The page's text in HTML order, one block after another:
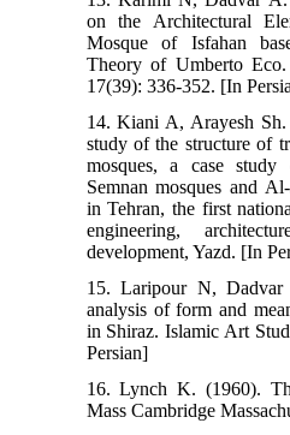
on the Architectural
Mosque of Isfahan
Theory of Umberto
17(39): 336-352. [In
14. Kiani A, Arayesh
study of the structure of
mosques, a case
Semnan mosques and
in Tehran, the first
engineering,
development, Yazd. [In
15. Laripour N,
analysis of form and
in Shiraz. Islamic Art
Persian]
16. Lynch K. (1960).
Mass Cambridge